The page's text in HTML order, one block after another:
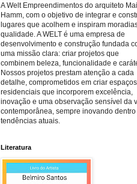
A Welt Empreendimentos do arquiteto
Hamm, com o objetivo de integrar e
lugares que acolhem e inspiram
qualidade. A WELT é uma empresa de
desenvolvimento e construção fundada
uma missão clara: criar projetos que
combinem beleza, funcionalidade e
Nossos projetos prestam atenção a cada
detalhe, comprometidos em criar espaços
residenciais que incorporem excelência,
inovação e uma observação sensível da
contemporânea, sempre inovando
tendências atuais.
Literatura